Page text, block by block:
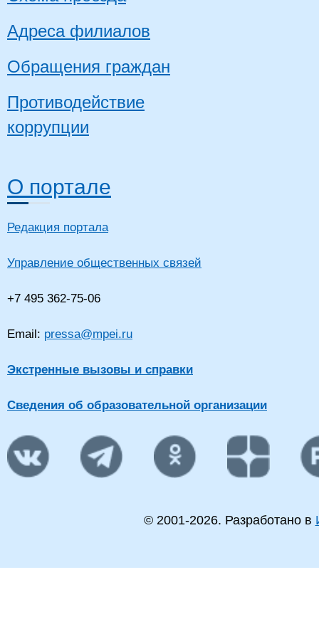
Адреса филиалов
Обращения граждан
Противодействие
коррупции
О портале
Редакция портала
Управление общественных связей
+7 495 362-75-06
Email: pressa@mpei.ru
Экстренные вызовы и справки
Сведения об образовательной организации
© 2001-2026. Разработано в